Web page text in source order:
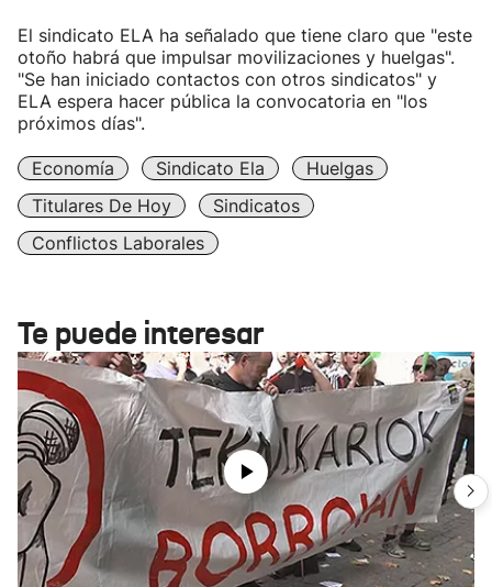
El sindicato ELA ha señalado que tiene claro que "este
otoño habrá que impulsar movilizaciones y huelgas".
"Se han iniciado contactos con otros sindicatos" y
ELA espera hacer pública la convocatoria en "los
próximos días".
Economía Sindicato Ela
Huelgas
Titulares De Hoy
Sindicatos
Conflictos Laborales
Te puede interesar